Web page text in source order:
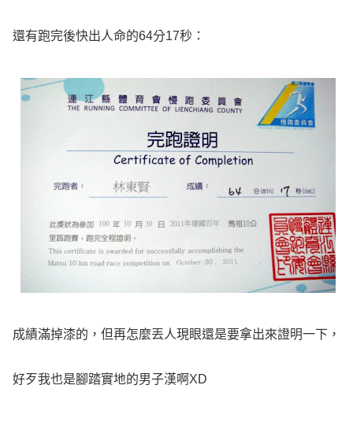
還有跑完後快出人命的64分17秒：
成績滿掉漆的，但再怎麼丟人現眼還是要拿出來證明一下，
好歹我也是腳踏實地的男子漢啊XD